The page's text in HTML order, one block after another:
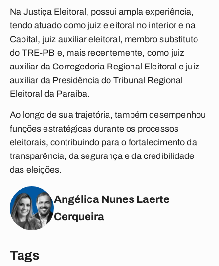
Na Justiça Eleitoral, possui ampla experiência,
tendo atuado como juiz eleitoral no interior e na
Capital, juiz auxiliar eleitoral, membro substituto
do TRE-PB e, mais recentemente, como juiz
auxiliar da Corregedoria Regional Eleitoral e juiz
auxiliar da Presidência do Tribunal Regional
Eleitoral da Paraíba.
Ao longo de sua trajetória, também desempenhou
funções estratégicas durante os processos
eleitorais, contribuindo para o fortalecimento da
transparência, da segurança e da credibilidade
das eleições.
Angélica Nunes Laerte
Cerqueira
Tags